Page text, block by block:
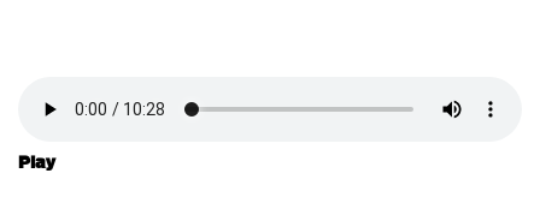
Play